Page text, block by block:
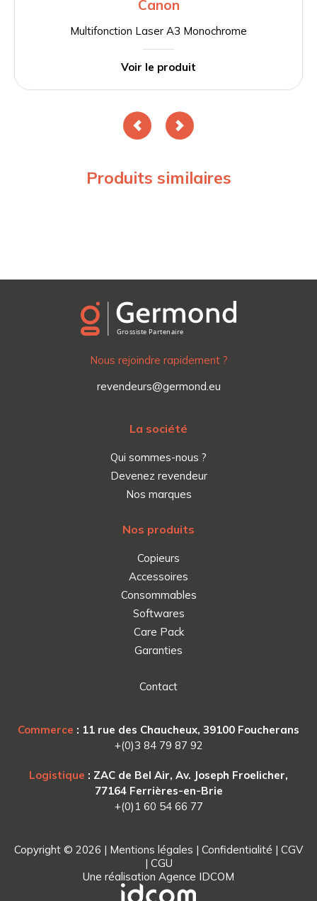
Canon
Multifonction Laser A3 Monochrome
Voir le produit
Produits similaires
Nous rejoindre rapidement ?
revendeurs@germond.eu
La société
Qui sommes-nous ?
Devenez revendeur
Nos marques
Nos produits
Copieurs
Accessoires
Consommables
Softwares
Care Pack
Garanties
Contact
Commerce : 11 rue des Chaucheux, 39100 Foucherans
+(0)3 84 79 87 92
Logistique : ZAC de Bel Air, Av. Joseph Froelicher,
77164 Ferrières-en-Brie
+(0)1 60 54 66 77
Copyright © 2026 | Mentions légales | Confidentialité | CGV
| CGU
Une réalisation Agence IDCOM